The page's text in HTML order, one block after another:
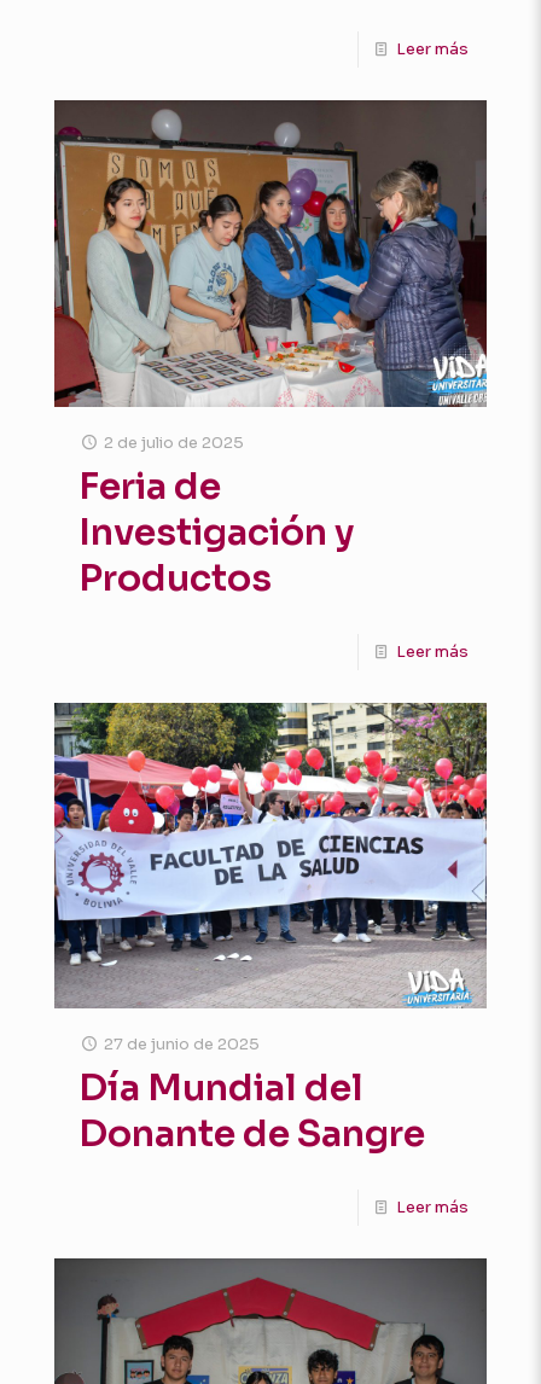
Leer más
2 de julio de 2025
Feria de
Investigación y
Productos
Leer más
27 de junio de 2025
Día Mundial del
Donante de Sangre
Leer más